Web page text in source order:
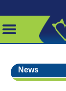
News